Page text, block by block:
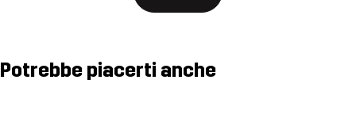
Potrebbe piacerti anche